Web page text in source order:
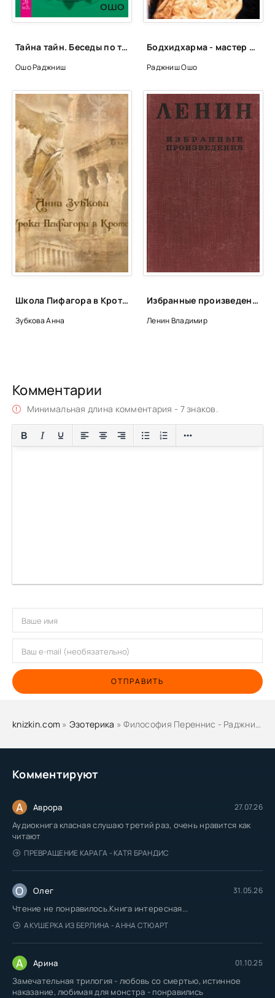
Комментируют
А Аврора 27.07.26
Аудиокнига класная слушаю третий раз, очень нравится как
читают
ПРЕВРАЩЕНИЕ КАРАГА - КАТЯ БРАНДИС
О Олег 31.05.26
Чтение не понравилось.Книга интересная...
АКУШЕРКА ИЗ БЕРЛИНА - АННА СТЮАРТ
А Арина 01.10.25
Замечательная трилогия - любовь со смертью, истинное
наказание, любимая для монстра - понравились
Тайна тайн. Беседы по трактату Лу-Цзы «Секрет Золотого Цветка» - Раджниш Ошо
Ошо Раджниш
Бодхидхарма - мастер света - Ошо Раджниш
Раджниш Ошо
Школа Пифагора в Кротоне - Анна Зубкова
Зубкова Анна
Избранные произведения в 4-х томах - Владимир Ленин
Ленин Владимир
Комментарии
Минимальная длина комментария - 7 знаков.
ОТПРАВИТЬ
knizkin.com » Эзотерика » Философия Переннис - Раджниш Ошо